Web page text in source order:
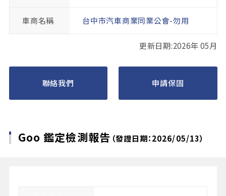
車商名稱 台中市汽車商業同業公會-勿用
更新日期:2026年 05月
聯絡我們 申請保固
Goo 鑑定檢測報告 （發證日期：2026/05/13）